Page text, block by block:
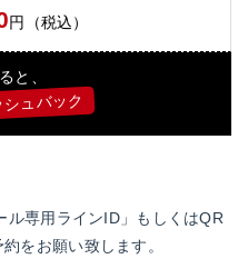
円（税込）
と、
ュバック
ル専用ラインID」もしくはQR
をお願い致します。